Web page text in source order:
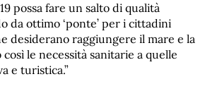
possa fare un salto di qualità
da ottimo ‘ponte’ per i cittadini
desiderano raggiungere il mare e la
le necessità sanitarie a quelle
e turistica.”